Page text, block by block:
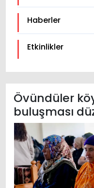
Haberler
Etkinlikler
Övündüler
buluşması